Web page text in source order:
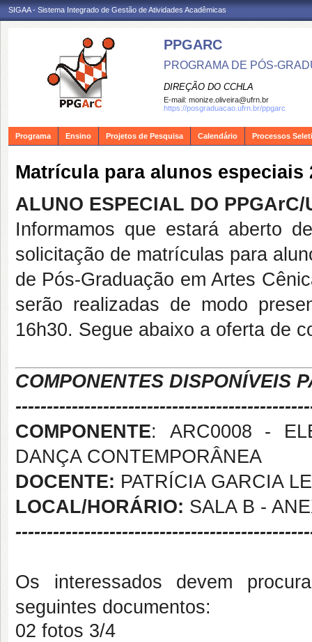
SIGAA - Sistema Integrado de Gestão de Atividades Acadêmicas
PPGARC
PROGRAMA DE PÓS-
DIREÇÃO DO CCHLA
E-mail: monize.oliveira@ufrn.br
https://posgraduacao.ufrn.br/ppgarc
Programa Ensino Projetos de Pesquisa Calendário Processos
Matrícula para alunos especiais
ALUNO ESPECIAL DO PPGArC/
Informamos que estará aberto
solicitação de matrículas para
de Pós-Graduação em Artes
serão realizadas de modo
16h30. Segue abaixo a oferta de
COMPONENTES DISPONÍVEIS
COMPONENTE: ARC0008 -
DANÇA CONTEMPORÂNEA
DOCENTE: PATRÍCIA GARCIA
LOCAL/HORÁRIO: SALA B -
Os interessados devem
seguintes documentos:
02 fotos 3/4